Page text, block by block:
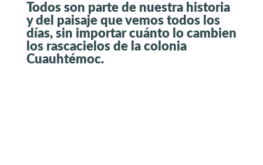
Todos son parte de nuestra historia
y del paisaje que vemos todos los
días, sin importar cuánto lo cambien
los rascacielos de la colonia
Cuauhtémoc.